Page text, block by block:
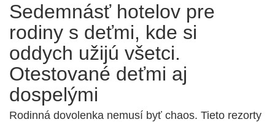
Sedemnásť hotelov pre
rodiny s deťmi, kde si
oddych užijú všetci.
Otestované deťmi aj
dospelými
Rodinná dovolenka nemusí byť chaos. Tieto rezorty